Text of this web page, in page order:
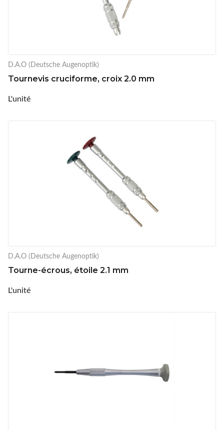
D.A.O (Deutsche Augenoptik)
Tournevis cruciforme, croix 2.0 mm
L'unité
D.A.O (Deutsche Augenoptik)
Tourne-écrous, étoile 2.1 mm
L'unité